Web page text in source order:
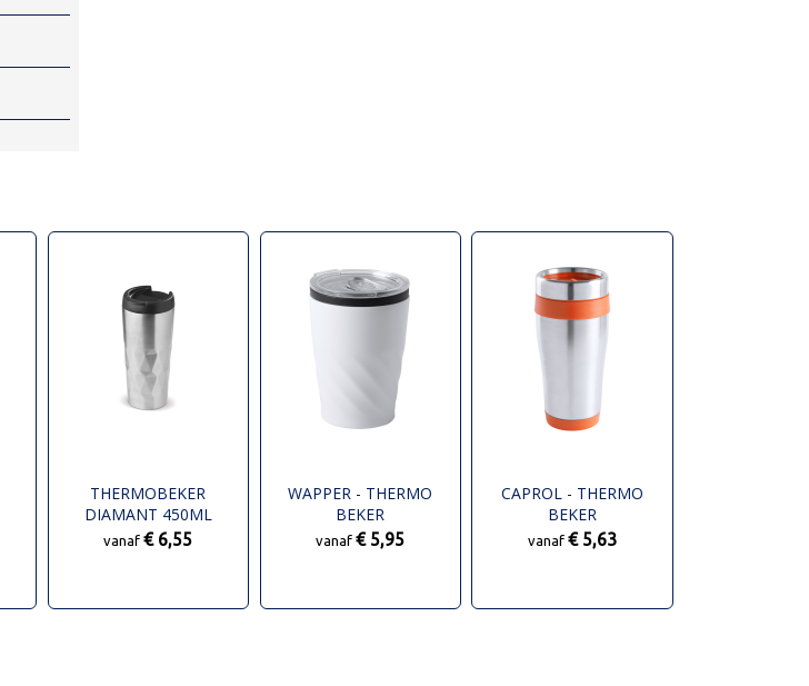
THERMOBEKER
DIAMANT 450ML
vanaf€ 6,55
WAPPER - THERMO
BEKER
vanaf€ 5,95
CAPROL - THERMO
BEKER
vanaf€ 5,63